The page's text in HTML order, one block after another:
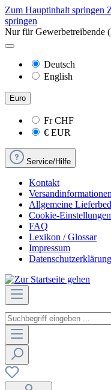
Zum Hauptinhalt springen
springen
Nur für Gewerbetreibende
Deutsch
English
Euro
FrCHF
€ EUR
Service/Hilfe
Kontakt
Versandinformationen
Allgemeine
Cookie-Einstellungen
FAQ
Lexikon / Glossar
Impressum
Datenschutzerklärung